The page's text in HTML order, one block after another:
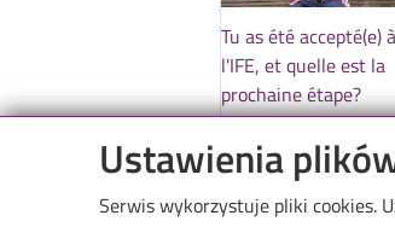
Ustawienia
Serwis wykorzystuje pliki cookies.
Tu as été accepté(e) à
l'IFE, et quelle est la
prochaine étape?